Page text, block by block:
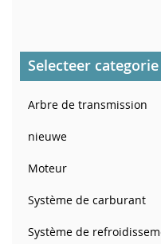
Selecteer categorie
Arbre de transmission
nieuwe
Moteur
Système de carburant
Système de